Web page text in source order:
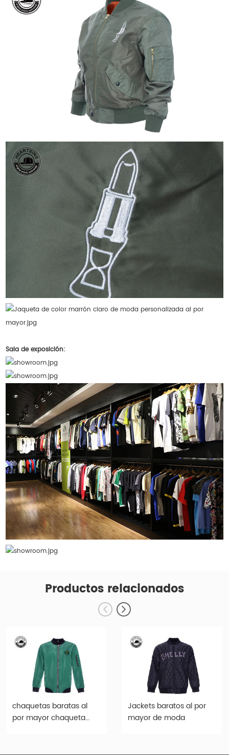
Sala de exposición:
Productos relacionados
chaquetas baratas al
por mayor chaqueta
Jackets baratos al por
mayor de moda